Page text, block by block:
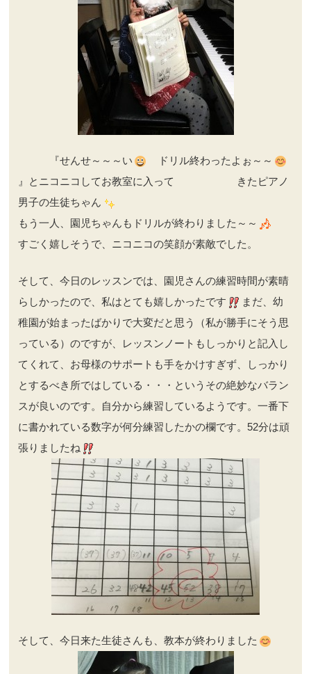
『せんせ～～～い
ドリル終わったよぉ～～
』とニコニコしてお教室に入って きたピアノ
男子の生徒ちゃん
もう一人、園児ちゃんもドリルが終わりました～～
すごく嬉しそうで、ニコニコの笑顔が素敵でした。
そして、今日のレッスンでは、園児さんの練習時間が素晴
らしかったので、私はとても嬉しかったです
まだ、幼
稚園が始まったばかりで大変だと思う（私が勝手にそう思
っている）のですが、レッスンノートもしっかりと記入し
てくれて、お母様のサポートも手をかけすぎず、しっかり
とするべき所ではしている・・・というその絶妙なバラン
スが良いのです。自分から練習しているようです。一番下
に書かれている数字が何分練習したかの欄です。52分は頑
張りましたね
そして、今日来た生徒さんも、教本が終わりました